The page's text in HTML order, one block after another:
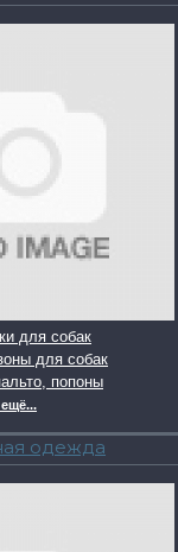
для собак
для собак
попоны
одежда